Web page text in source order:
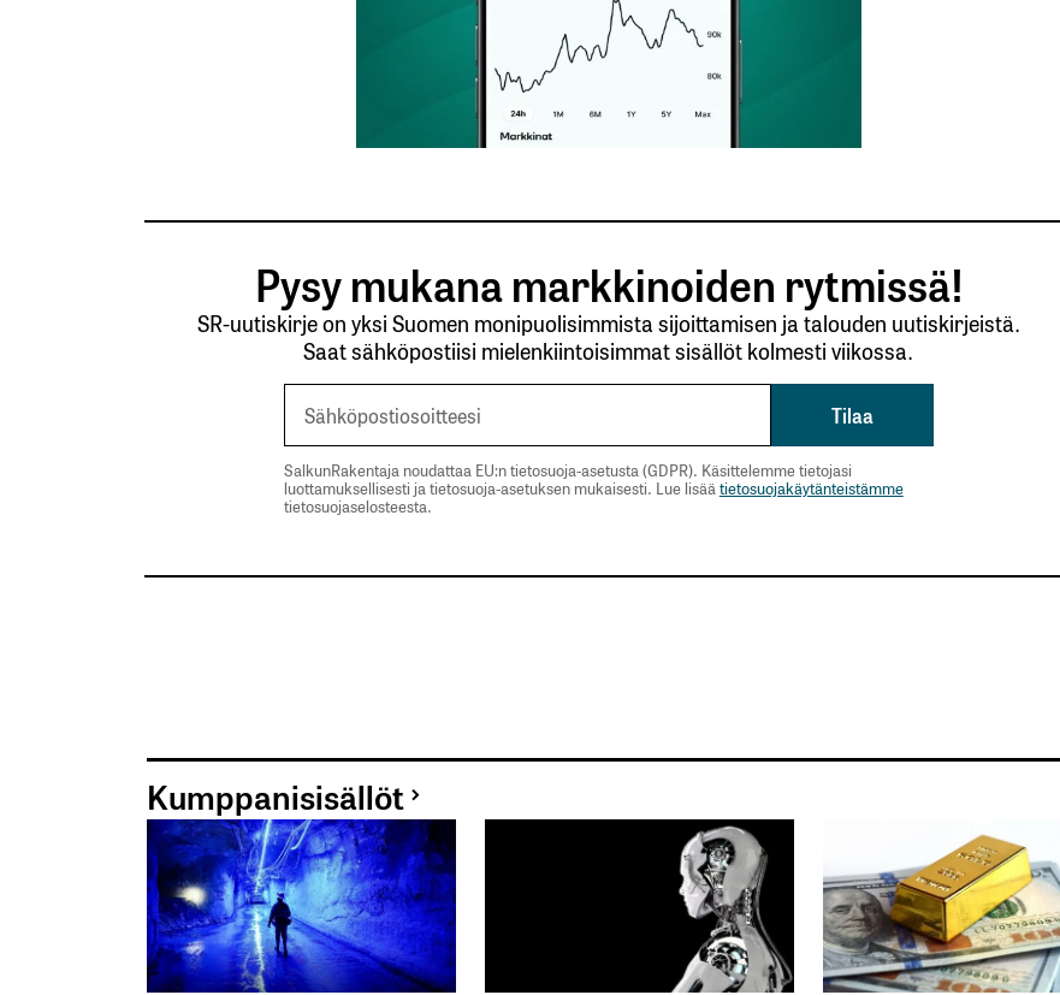
Pysy mukana markkinoiden rytmissä!
SR-uutiskirje on yksi Suomen monipuolisimmista sijoittamisen ja talouden uutiskirjeistä.
Saat sähköpostiisi mielenkiintoisimmat sisällöt kolmesti viikossa.
SalkunRakentaja noudattaa EU:n tietosuoja-asetusta (GDPR). Käsittelemme tietojasi
luottamuksellisesti ja tietosuoja-asetuksen mukaisesti. Lue lisäätietosuojakäytänteistämme
tietosuojaselosteesta.
Kumppanisisällöt